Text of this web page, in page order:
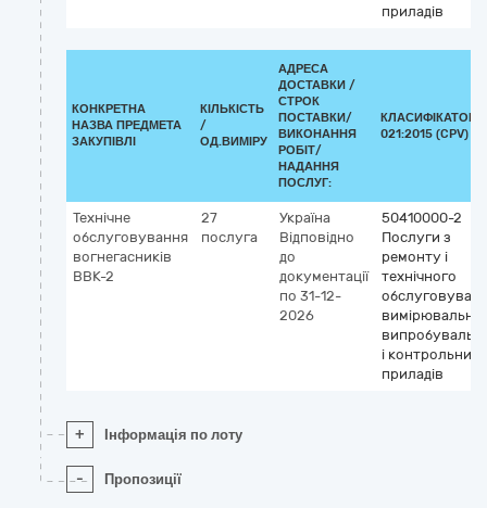
приладів
КОНКРЕТНА
НАЗВА ПРЕДМЕТА
ЗАКУПІВЛІ
КІЛЬКІСТЬ
/
ОД.ВИМІРУ
АДРЕСА
ДОСТАВКИ /
СТРОК
ПОСТАВКИ/
ВИКОНАННЯ
РОБІТ/
НАДАННЯ
ПОСЛУГ:
КЛАСИФІКАТОР
021:2015 (CPV)
Технічне
обслуговування
вогнегасників
ВВК-2
27
послуга
Україна
Відповідно
до
документації
по 31-12-
2026
50410000-2
Послуги з
ремонту і
технічного
і контрольних
приладів
+ Інформація по лоту
- Пропозиції